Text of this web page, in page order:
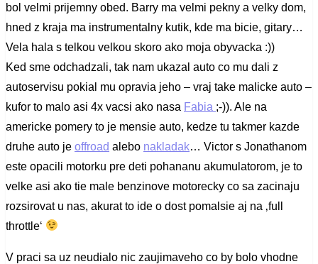
bol velmi prijemny obed. Barry ma velmi pekny a velky dom,
hned z kraja ma instrumentalny kutik, kde ma bicie, gitary…
Vela hala s telkou velkou skoro ako moja obyvacka :))
Ked sme odchadzali, tak nam ukazal auto co mu dali z
autoservisu pokial mu opravia jeho – vraj take malicke auto –
kufor to malo asi 4x vacsi ako nasa Fabia ;-)). Ale na
americke pomery to je mensie auto, kedze tu takmer kazde
druhe auto je offroad alebo nakladak… Victor s Jonathanom
este opacili motorku pre deti pohananu akumulatorom, je to
velke asi ako tie male benzinove motorecky co sa zacinaju
rozsirovat u nas, akurat to ide o dost pomalsie aj na ‚full
throttle‘
V praci sa uz neudialo nic zaujimaveho co by bolo vhodne